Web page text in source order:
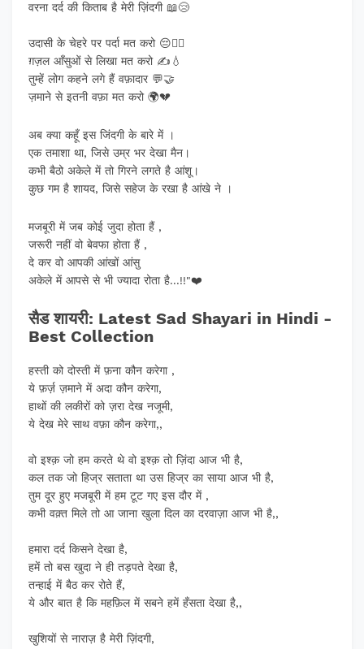
वरना दर्द की किताब है मेरी ज़िंदगी 📖😢
उदासी के चेहरे पर पर्दा मत करो 😔🙅‍♂️
ग़ज़ल आँसुओं से लिखा मत करो ✍️💧
तुम्हें लोग कहने लगे हैं वफ़ादार 💬🤝
ज़माने से इतनी वफ़ा मत करो 🌍💔
अब क्या कहूँ इस जिंदगी के बारे में ।
एक तमाशा था, जिसे उम्र भर देखा मैन।
कभी बैठो अकेले में तो गिरने लगते है आंशू।
कुछ गम है शायद, जिसे सहेज के रखा है आंखे ने ।
मजबूरी में जब कोई जुदा होता हैं ,
जरूरी नहीं वो बेवफा होता हैं ,
दे कर वो आपकी आंखों आंसु
अकेले में आपसे से भी ज्यादा रोता है...!!"❤️
सैड शायरी: Latest Sad Shayari in Hindi -
Best Collection
हस्ती को दोस्ती में फ़ना कौन करेगा ,
ये फ़र्ज़ ज़माने में अदा कौन करेगा,
हाथों की लकीरों को ज़रा देख नजूमी,
ये देख मेरे साथ वफ़ा कौन करेगा,,
वो इश्क़ जो हम करते थे वो इश्क़ तो ज़िंदा आज भी है,
कल तक जो हिज्र सताता था उस हिज्र का साया आज भी है,
तुम दूर हुए मजबूरी में हम टूट गए इस दौर में ,
कभी वक़्त मिले तो आ जाना खुला दिल का दरवाज़ा आज भी है,,
हमारा दर्द किसने देखा है,
हमें तो बस खुदा ने ही तड़पते देखा है,
तन्हाई में बैठ कर रोते हैं,
ये और बात है कि महफ़िल में सबने हमें हँसता देखा है,,
खुशियों से नाराज़ है मेरी ज़िंदगी,